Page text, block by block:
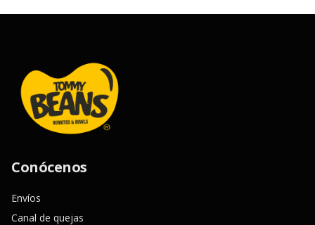
Conócenos
Envíos
Canal de quejas